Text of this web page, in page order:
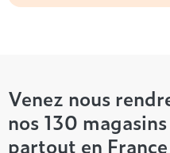
Venez nous
nos 130
partout en